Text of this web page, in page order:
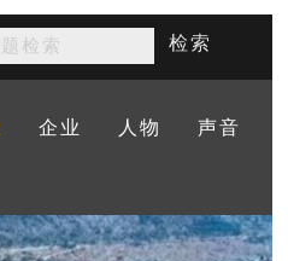
检索
企业 人物 声音